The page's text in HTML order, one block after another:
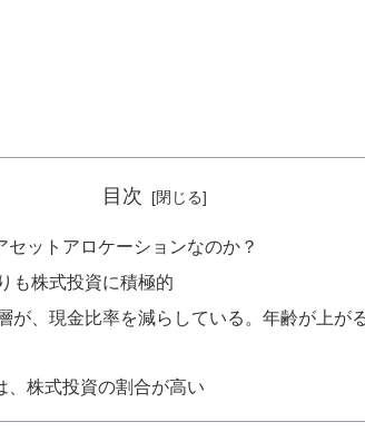
目次
ットアロケーションなのか？
も株式投資に積極的
が、現金比率を減らしている。年齢が上が
、株式投資の割合が高い